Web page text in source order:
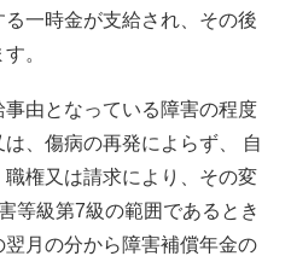
一時金が支給され、その後
。
由となっている障害の程度
、傷病の再発によらず、 自
権又は請求により、その変
等級第7級の範囲であるとき
月の分から障害補償年金の